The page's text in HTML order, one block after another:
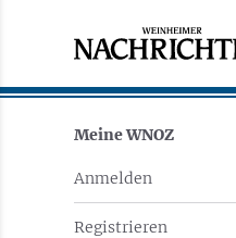
Meine WNOZ
Anmelden
Registrieren